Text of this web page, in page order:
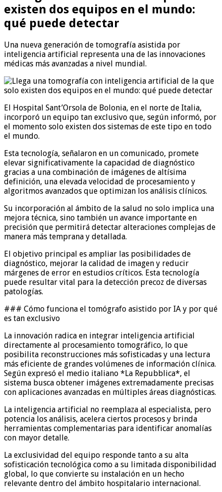
existen dos equipos en el mundo:
qué puede detectar
Una nueva generación de tomografía asistida por
inteligencia artificial representa una de las innovaciones
médicas más avanzadas a nivel mundial.
El Hospital Sant’Orsola de Bolonia, en el norte de Italia,
incorporó un equipo tan exclusivo que, según informó, por
el momento solo existen dos sistemas de este tipo en todo
el mundo.
Esta tecnología, señalaron en un comunicado, promete
elevar significativamente la capacidad de diagnóstico
gracias a una combinación de imágenes de altísima
definición, una elevada velocidad de procesamiento y
algoritmos avanzados que optimizan los análisis clínicos.
Su incorporación al ámbito de la salud no solo implica una
mejora técnica, sino también un avance importante en
precisión que permitirá detectar alteraciones complejas de
manera más temprana y detallada.
El objetivo principal es ampliar las posibilidades de
diagnóstico, mejorar la calidad de imagen y reducir
márgenes de error en estudios críticos. Esta tecnología
puede resultar vital para la detección precoz de diversas
patologías.
### Cómo funciona el tomógrafo asistido por IA y por qué
es tan exclusivo
La innovación radica en integrar inteligencia artificial
directamente al procesamiento tomográfico, lo que
posibilita reconstrucciones más sofisticadas y una lectura
más eficiente de grandes volúmenes de información clínica.
Según expresó el medio italiano *La Repubblica*, el
sistema busca obtener imágenes extremadamente precisas
con aplicaciones avanzadas en múltiples áreas diagnósticas.
La inteligencia artificial no reemplaza al especialista, pero
potencia los análisis, acelera ciertos procesos y brinda
herramientas complementarias para identificar anomalías
con mayor detalle.
La exclusividad del equipo responde tanto a su alta
sofisticación tecnológica como a su limitada disponibilidad
global, lo que convierte su instalación en un hecho
relevante dentro del ámbito hospitalario internacional.